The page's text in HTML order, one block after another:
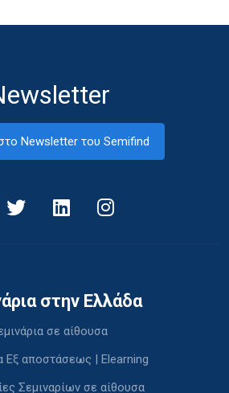
Newsletter του Semifind
στην Ελλάδα
σε αίθουσα
Εξ αποστάσεως | Elearning
Σεμιναρίων σε αίθουσα